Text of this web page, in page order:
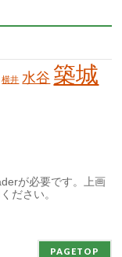
横井 水谷 築城
が必要です。上画
ださい。
PAGETOP